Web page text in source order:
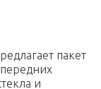
пакет
и